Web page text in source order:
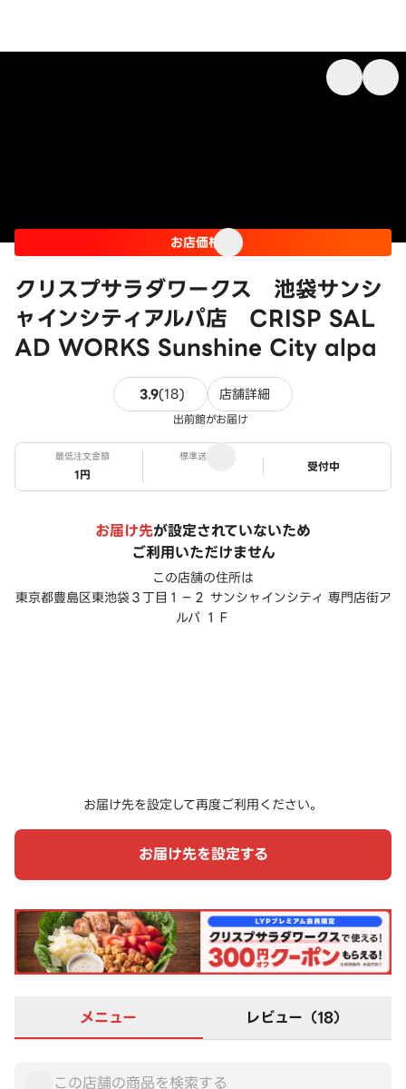
クリスプサラダワークス 池袋サンシ
ャインシティアルパ店 CRISP SAL
AD WORKS Sunshine City alpa
お店価格
3.9(18) 18件のレビュー
店舗詳細
出前館がお届け
最低注文金額
1円
標準送料
ステータス
受付中
お届け先が設定されていないため
ご利用いただけません
この店舗の住所は
東京都豊島区東池袋３丁目１－２ サンシャインシティ 専門店街ア
ルパ １Ｆ
お届け先を設定して再度ご利用ください。
お届け先を設定する
メニュー レビュー（18）